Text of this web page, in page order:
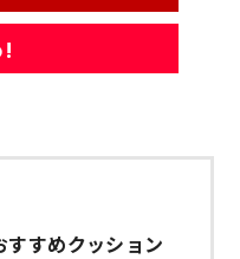
すすめクッション